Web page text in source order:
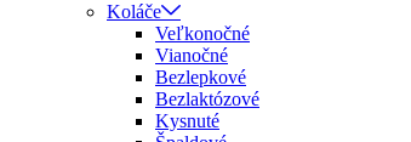
Koláče
Veľkonočné
Vianočné
Bezlepkové
Bezlaktózové
Kysnuté